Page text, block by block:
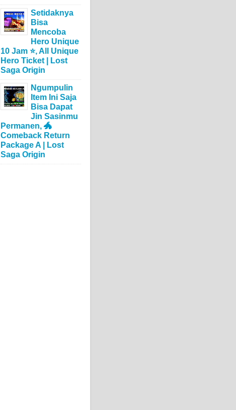
Setidaknya
Bisa
Mencoba
Hero Unique
10 Jam ⭐, All Unique
Hero Ticket | Lost
Saga Origin
Ngumpulin
Item Ini Saja
Bisa Dapat
Jin Sasinmu
Permanen, 🐲
Comeback Return
Package A | Lost
Saga Origin